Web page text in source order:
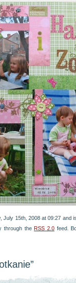
July 15th, 2008 at 09:27 and
through the RSS 2.0 feed.